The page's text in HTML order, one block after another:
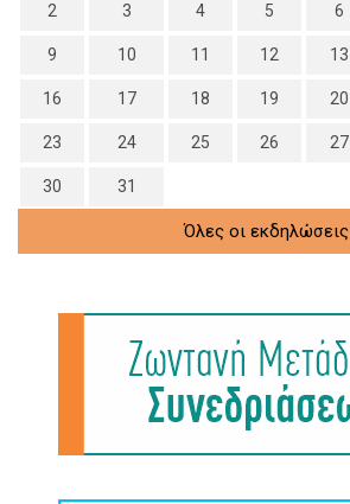
2 3 4 5 6
9 10 11 12 13
16 17 18 19 20
23 24 25 26 27
30 31
Όλες οι εκδηλώσεις